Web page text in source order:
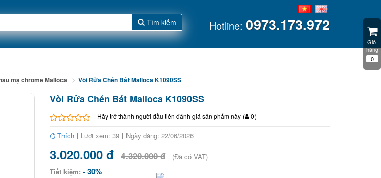
Tìm kiếm Hotline: 0973.173.972
mạ chrome Malloca Vòi Rửa Chén Bát Malloca K1090SS
Vòi Rửa Chén Bát Malloca K1090SS
Hãy trở thành người đầu tiên đánh giá sản phẩm này ( 0)
Thích Lượt xem: 39 Ngày đăng: 22/06/2026
3.020.000 đ 4.320.000 đ
(Đã có VAT)
Tiết kiệm: - 30%
Giỏ
hàng
0